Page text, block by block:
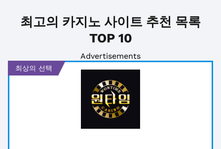
최고의 카지노 사이트 추천 목록
TOP 10
Advertisements
최상의 선택